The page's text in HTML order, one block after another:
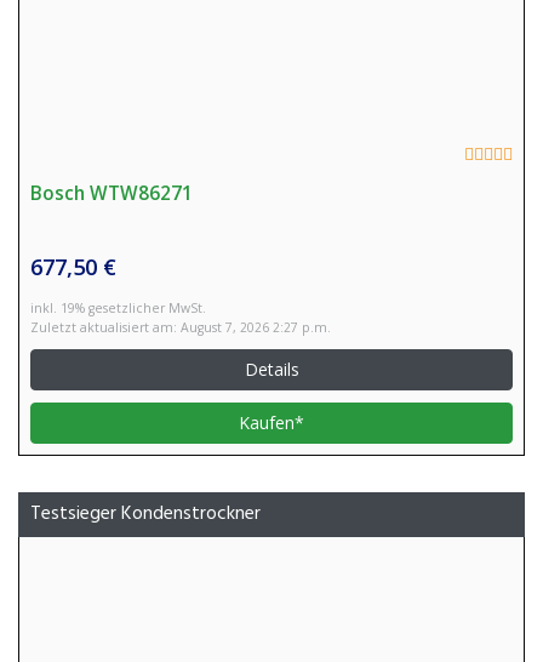
Bosch WTW86271
677,50 €
inkl. 19% gesetzlicher MwSt.
Zuletzt aktualisiert am: August 7, 2026 2:27 p.m.
Details
Kaufen*
Testsieger Kondenstrockner